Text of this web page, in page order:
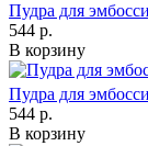
Пудра для
544 р.
В корзину
Пудра для
544 р.
В корзину